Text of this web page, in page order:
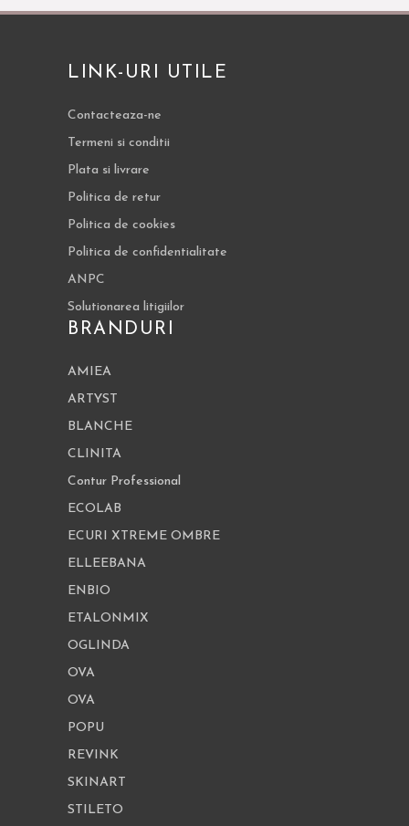
LINK-URI UTILE
Contacteaza-ne
Termeni si conditii
Plata si livrare
Politica de retur
Politica de cookies
Politica de confidentialitate
ANPC
Solutionarea litigiilor
BRANDURI
AMIEA
ARTYST
BLANCHE
CLINITA
Contur Professional
ECOLAB
ECURI XTREME OMBRE
ELLEEBANA
ENBIO
ETALONMIX
OGLINDA
OVA
OVA
POPU
REVINK
SKINART
STILETO